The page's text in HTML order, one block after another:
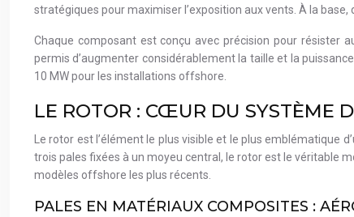
stratégiques pour maximiser l’exposition aux vents. À la
Chaque composant est conçu avec précision pour résister
permis d’augmenter considérablement la taille et la
10 MW pour les installations offshore.
LE ROTOR : CŒUR DU SYSTÈME
Le rotor est l’élément le plus visible et le plus emblématique
trois pales fixées à un moyeu central, le rotor est le véritable
modèles offshore les plus récents.
PALES EN MATÉRIAUX COMPOSITES :